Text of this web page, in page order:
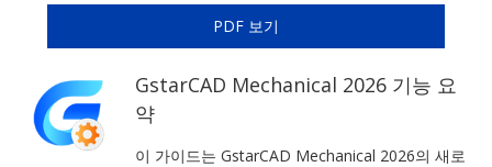
PDF 보기
GstarCAD Mechanical 2026 기능 요
약
이 가이드는 GstarCAD Mechanical 2026의 새로